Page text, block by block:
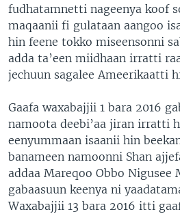
fudhatamnetti nageenya koof
maqaanii fi gulataan aangoo
hin feene tokko miseensonni
adda ta’een miidhaan irratti
jechuun sagalee Ameerikaatti
Gaafa waxabajjii 1 bara 2016
namoota deebi’aa jiran irratti
eenyummaan isaanii hin
banameen namoonni Shan
addaa Mareqoo Obbo Nigusee
gabaasuun keenya ni
Waxabajjii 13 bara 2016 itti